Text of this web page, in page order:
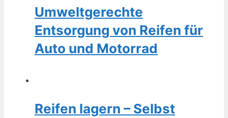
Umweltgerechte
Entsorgung von Reifen für
Auto und Motorrad
Reifen lagern – Selbst